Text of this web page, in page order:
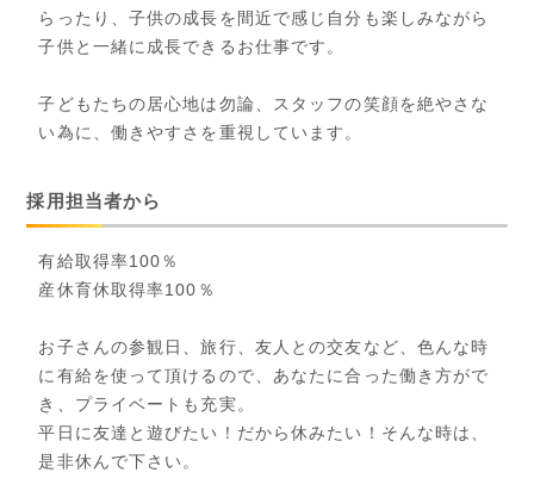
らったり、子供の成長を間近で感じ自分も楽しみながら
子供と一緒に成長できるお仕事です。
子どもたちの居心地は勿論、スタッフの笑顔を絶やさな
い為に、働きやすさを重視しています。
採用担当者から
有給取得率100％
産休育休取得率100％
お子さんの参観日、旅行、友人との交友など、色んな時
に有給を使って頂けるので、あなたに合った働き方がで
き、プライベートも充実。
平日に友達と遊びたい！だから休みたい！そんな時は、
是非休んで下さい。